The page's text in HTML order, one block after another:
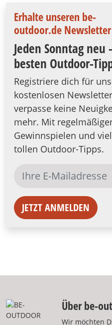
Erhalte unseren be-
outdoor.de Newsletter
Jeden Sonntag neu
besten Outdoor-
Registriere dich für
kostenlosen
verpasse keine
mehr. Mit
Gewinnspielen und
tollen Outdoor-Tipps.
JETZT ANMELDEN
Über be-
Wir möchten